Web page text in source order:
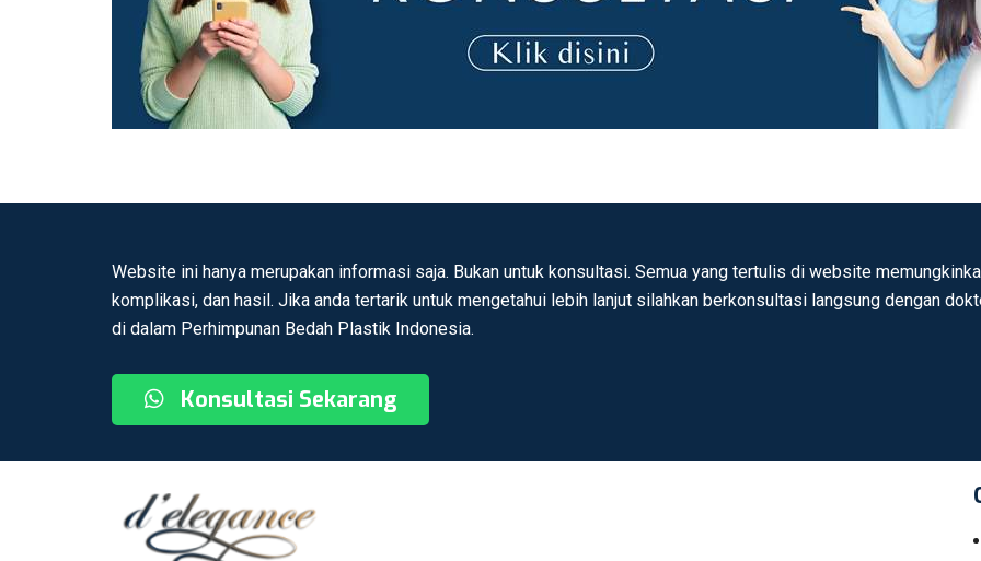
Website ini hanya merupakan informasi saja. Bukan untuk konsultasi. Semua yang tertulis di website
komplikasi, dan hasil. Jika anda tertarik untuk mengetahui lebih lanjut silahkan berkonsultasi langsung dengan
di dalam Perhimpunan Bedah Plastik Indonesia.
Konsultasi Sekarang